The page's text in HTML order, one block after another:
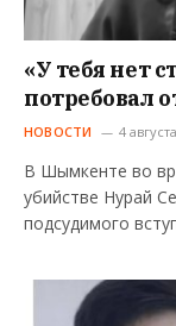
«У тебя нет
потребовал
НОВОСТИ 4
В Шымкенте во
убийстве Нурай
подсудимого